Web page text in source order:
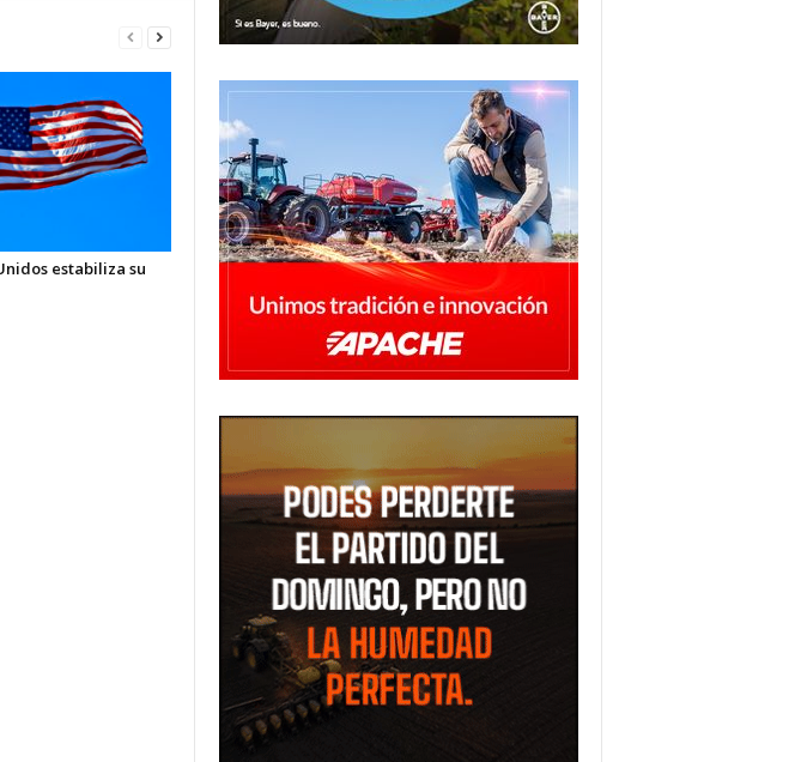
estabiliza su